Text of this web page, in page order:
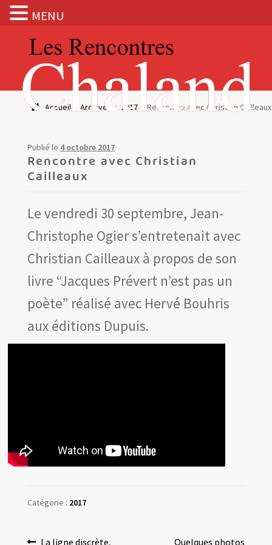
navigation
contenu
Actualités
BOUTIQUE
Prix de lecture
Hors les murs
Les amis d’Yves Chaland
LUDIBD
Accueil Archives 2017 Rencontre avec Christian Cailleaux
Publié le 4 octobre 2017
Rencontre avec Christian
Cailleaux
Le vendredi 30 septembre, Jean-
Christophe Ogier s’entretenait avec
Christian Cailleaux à propos de son
livre “Jacques Prévert n’est pas un
poète” réalisé avec Hervé Bouhris
aux éditions Dupuis.
Catégorie : 2017
Article
La ligne discrète,
Article
Quelques photos
MENU